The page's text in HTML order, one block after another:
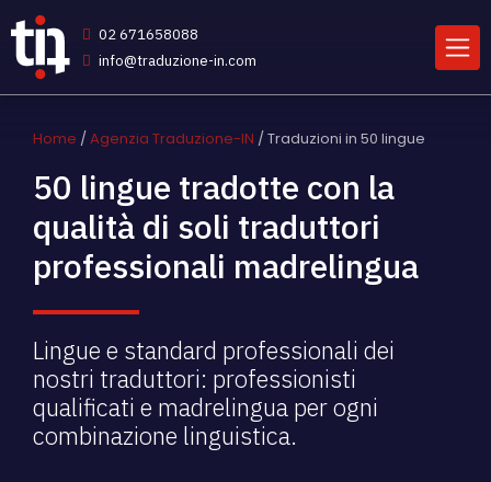
02 671658088
info@traduzione-in.com
Home /Agenzia Traduzione-IN / Traduzioni in 50 lingue
50 lingue tradotte con la
qualità di soli traduttori
professionali madrelingua
Lingue e standard professionali dei
nostri traduttori: professionisti
qualificati e madrelingua per ogni
combinazione linguistica.